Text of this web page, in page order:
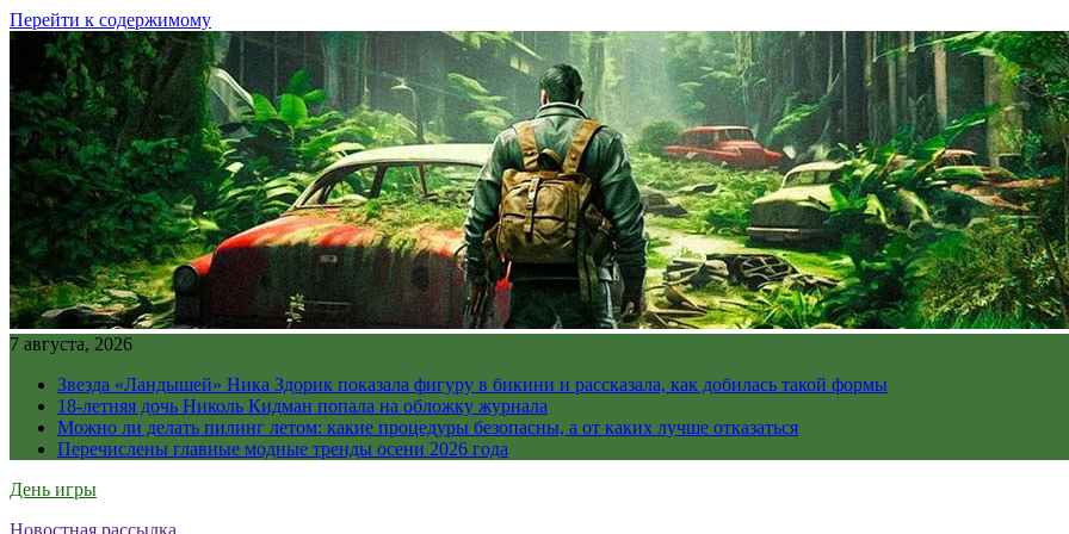
Перейти к содержимому
7 августа, 2026
Звезда «Ландышей» Ника Здорик показала фигуру в бикини и рассказала, как добилась такой формы
18-летняя дочь Николь Кидман попала на обложку журнала
Можно ли делать пилинг летом: какие процедуры безопасны, а от каких лучше отказаться
Перечислены главные модные тренды осени 2026 года
День игры
Новостная рассылка